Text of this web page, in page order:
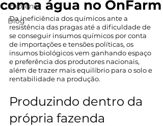
Imprensa
Blog
com a água no OnFarm
Da ineficiência dos químicos ante a
resistência das pragas até a dificuldade de
se conseguir insumos químicos por conta
de importações e tensões políticas, os
insumos biológicos vem ganhando espaço
e preferência dos produtores nacionais,
além de trazer mais equilíbrio para o solo e
rentabilidade na produção.
Produzindo dentro da
própria fazenda